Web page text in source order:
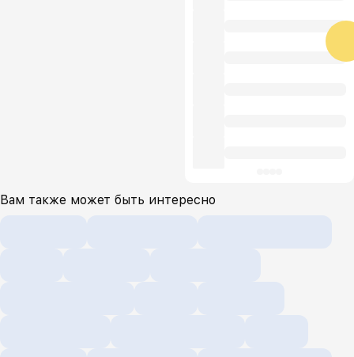
Вам также может быть интересно